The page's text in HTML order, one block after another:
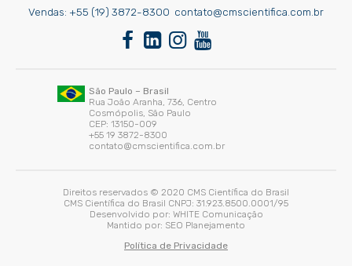
Vendas: +55 (19) 3872-8300 contato@cmscientifica.com.br
Direitos reservados © 2020 CMS Científica do Brasil
CMS Científica do Brasil CNPJ: 31.923.8500.0001/95
Desenvolvido por: WHITE Comunicação
Mantido por: SEO Planejamento
Política de Privacidade
São Paulo – Brasil
Rua João Aranha, 736, Centro
Cosmópolis, São Paulo
CEP: 13150-009
+55 19 3872-8300
contato@cmscientifica.com.br